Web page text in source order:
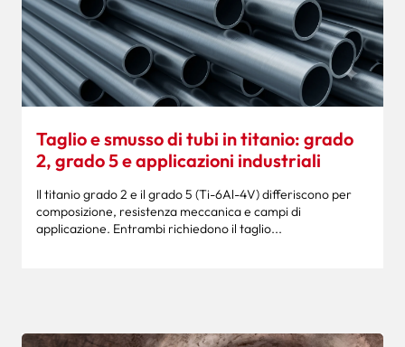
Taglio e smusso di tubi in titanio: grado
2, grado 5 e applicazioni industriali
Il titanio grado 2 e il grado 5 (Ti-6Al-4V) differiscono per
composizione, resistenza meccanica e campi di
applicazione. Entrambi richiedono il taglio...